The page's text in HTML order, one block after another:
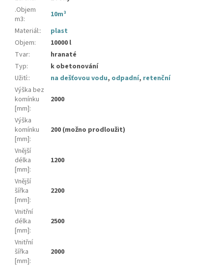
.Objem
m3:
10m³
Materiál::
plast
Objem:
10000 l
Tvar:
hranaté
Typ:
k obetonování
Užití:: na dešťovou vodu, odpadní, retenční
Výška bez
komínku
[mm]:
2000
Výška
komínku
[mm]:
200 (možno prodloužit)
Vnější
délka
[mm]:
1200
Vnější
šířka
[mm]:
2200
Vnitřní
délka
[mm]:
2500
Vnitřní
šířka
[mm]:
2000